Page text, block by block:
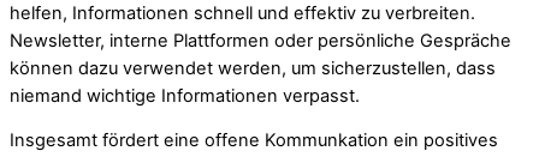
helfen, Informationen schnell und effektiv zu verbreiten.
Newsletter, interne Plattformen oder persönliche Gespräche
können dazu verwendet werden, um sicherzustellen, dass
niemand wichtige Informationen verpasst.
Insgesamt fördert eine offene Kommunkation ein positives